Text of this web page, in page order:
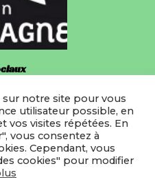
sur notre site pour vous
utilisateur possible, en
vos visites répétées. En
vous consentez à
Cependant, vous
cookies" pour modifier